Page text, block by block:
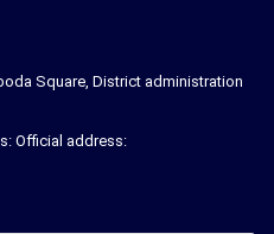
Square, District administration
Official address: